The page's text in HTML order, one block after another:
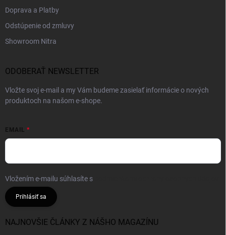
Doprava a Platby
Odstúpenie od zmluvy
Showroom Nitra
ODOBERAŤ NEWSLETTER
Vložte svoj e-mail a my Vám budeme zasielať informácie o nových
produktoch na našom e-shope.
EMAIL
Vložením e-mailu súhlasíte s
Prihlásiť sa
NAJNOVŠIE ČLÁNKY Z NÁŠHO MAGAZÍNU